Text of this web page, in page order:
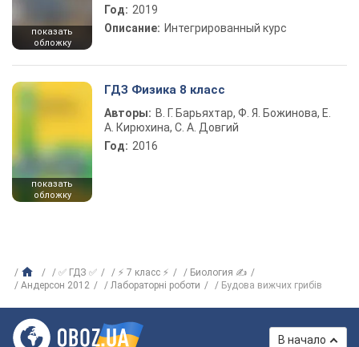
показать
обложку
Год: 2019
Описание: Интегрированный курс
показать
обложку
ГДЗ Физика 8 класс
Авторы: В. Г. Барьяхтар, Ф. Я. Божинова, Е.
А. Кирюхина, С. А. Довгий
Год: 2016
✅ ГДЗ ✅ ⚡ 7 класс ⚡
Биология ✍
Андерсон 2012
Лабораторні роботи Будова вижчих грибів
В начало